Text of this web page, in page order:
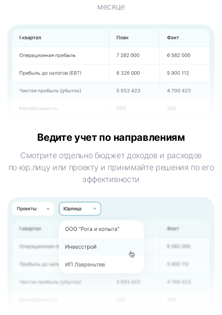
месяце
Ведите учетпо направлениям
Смотрите отдельно бюджет доходов и расходов
по юр.лицу или проекту и принимайте решения по его
эффективности